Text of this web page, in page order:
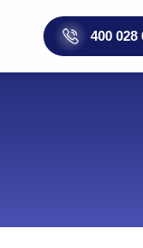
400 028